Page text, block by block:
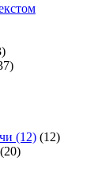
(12) (12)
(20)